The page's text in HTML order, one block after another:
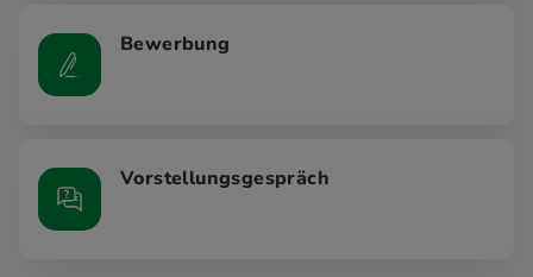
Bewerbung
Vorstellungsgespräch